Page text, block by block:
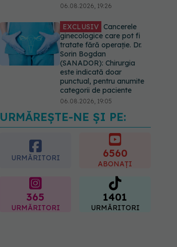
06.08.2026, 19:26
EXCLUSIV Cancerele
ginecologice care pot fi
tratate fără operație. Dr.
Sorin Bogdan
(SANADOR): Chirurgia
este indicată doar
punctual, pentru anumite
categorii de paciente
06.08.2026, 19:05
EXCLUSIV Brahiterapie
vs radioterapie externă în
cancerul ginecologic. Dr.
Sorin Bogdan (SANADOR)
explică diferența și cum
acționează tratamentul
URMĂREȘTE-NE ȘI PE:
URMĂRITORI 6560
ABONAȚI
365
URMĂRITORI
1401
URMĂRITORI